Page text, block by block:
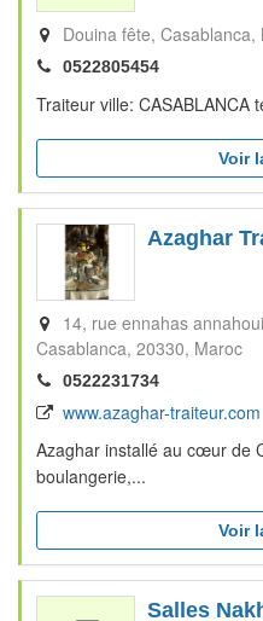
Douina fête Casablanca
0522805454
Traiteur ville: CASABLANCA
Voir
Azaghar
14, rue ennahas
Casablanca 20330 Maroc
0522231734
www.azaghar-traiteur.com
Azaghar installé au cœur de
boulangerie,...
Voir
Salles